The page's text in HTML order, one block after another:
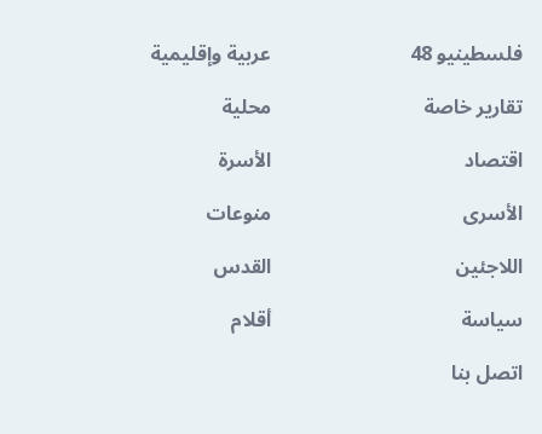
فلسطينيو 48
عربية وإقليمية
تقارير خاصة
محلية
اقتصاد
الأسرة
الأسرى
منوعات
اللاجئين
القدس
سياسة
أقلام
اتصل بنا